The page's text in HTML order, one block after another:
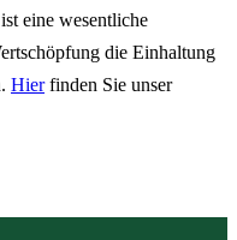
eine wesentliche
die Einhaltung
Hierfinden Sie unser